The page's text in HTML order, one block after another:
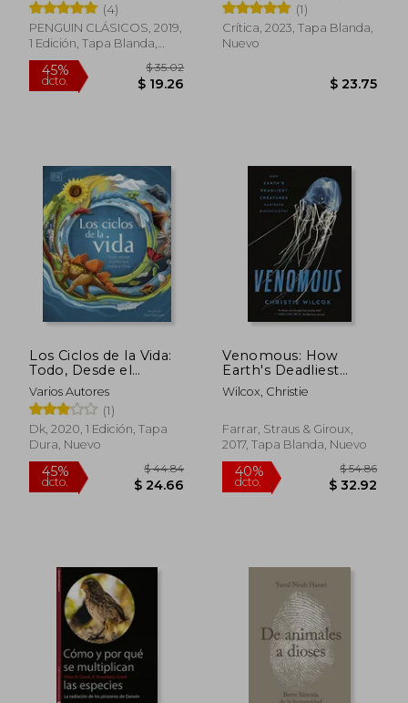
(4)
PENGUIN CLÁSICOS, 2019,
1 Edición, Tapa Blanda,
Nuevo
45%
dcto.
$ 35.02
(1)
Crítica, 2023, Tapa Blanda,
Nuevo
Los Ciclos de la Vida:
Todo, Desde el
Principio Hasta el
Final
Varios Autores
(1)
Dk, 2020, 1 Edición, Tapa
Dura, Nuevo
Venomous: How
Earth's Deadliest
Creatures Mastered
Biochemistry (en
Wilcox, Christie
Farrar, Straus & Giroux,
2017, Tapa Blanda, Nuevo